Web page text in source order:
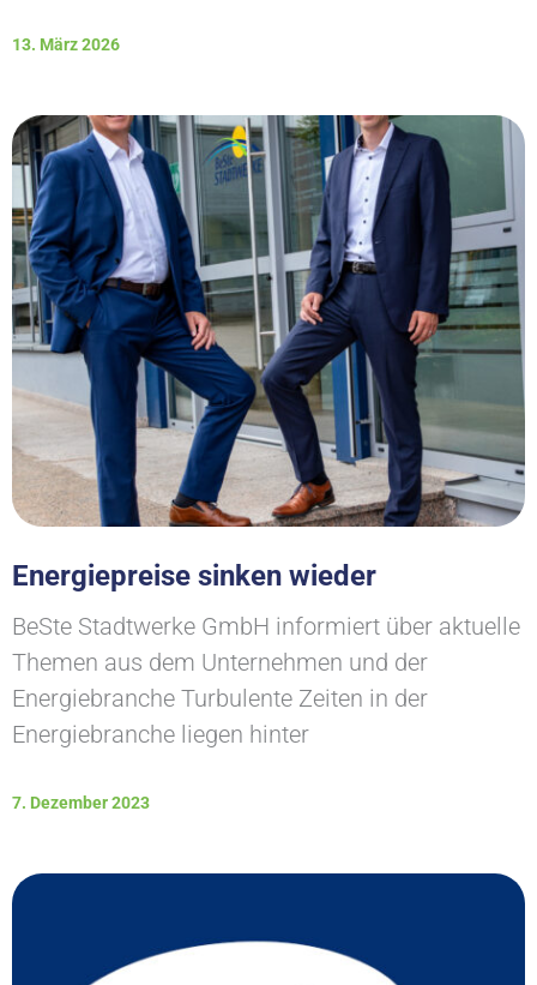
13. März 2026
Energiepreise sinken wieder
BeSte Stadtwerke GmbH informiert über aktuelle
Themen aus dem Unternehmen und der
Energiebranche Turbulente Zeiten in der
Energiebranche liegen hinter
7. Dezember 2023